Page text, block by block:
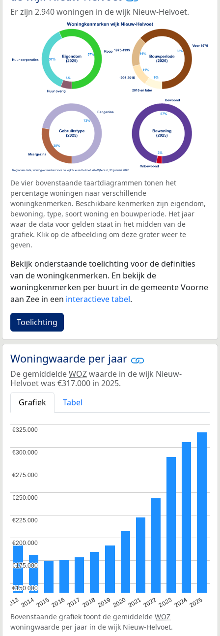
Er zijn 2.940 woningen in de wijk Nieuw-Helvoet.
De vier bovenstaande taartdiagrammen tonen het
percentage woningen naar verschillende
woningkenmerken. Beschikbare kenmerken zijn eigendom,
bewoning, type, soort woning en bouwperiode. Het jaar
waar de data voor gelden staat in het midden van de
grafiek. Klik op de afbeelding om deze groter weer te
geven.
Bekijk onderstaande toelichting voor de definities
van de woningkenmerken. En bekijk de
woningkenmerken per buurt in de gemeente Voorne
aan Zee in een interactieve tabel.
Toelichting
Woningwaarde per jaar
De gemiddeldeWOZwaarde in de wijk Nieuw-
Helvoet was €317.000 in 2025.
Grafiek
Tabel
20132014201520162017 20182019 202020212022202320242025
€150.000
€150.000
€175.000
€175.000
€200.000
€200.000
€225.000
€225.000
€250.000
€250.000
€275.000
€275.000
€300.000
€300.000
€325.000
€325.000
Bovenstaande grafiek toont de gemiddelde WOZ
woningwaarde per jaar in de wijk Nieuw-Helvoet.